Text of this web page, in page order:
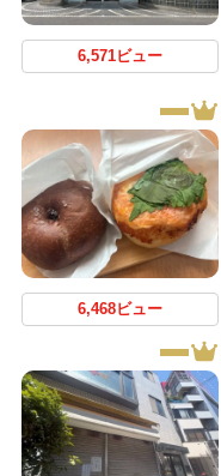
6,571ビュー
6,468ビュー